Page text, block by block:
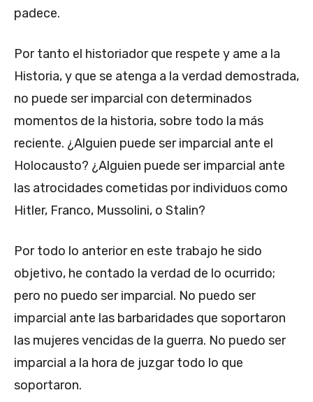
padece.
Por tanto el historiador que respete y ame a la
Historia, y que se atenga a la verdad demostrada,
no puede ser imparcial con determinados
momentos de la historia, sobre todo la más
reciente. ¿Alguien puede ser imparcial ante el
Holocausto? ¿Alguien puede ser imparcial ante
las atrocidades cometidas por individuos como
Hitler, Franco, Mussolini, o Stalin?
Por todo lo anterior en este trabajo he sido
objetivo, he contado la verdad de lo ocurrido;
pero no puedo ser imparcial. No puedo ser
imparcial ante las barbaridades que soportaron
las mujeres vencidas de la guerra. No puedo ser
imparcial a la hora de juzgar todo lo que
soportaron.